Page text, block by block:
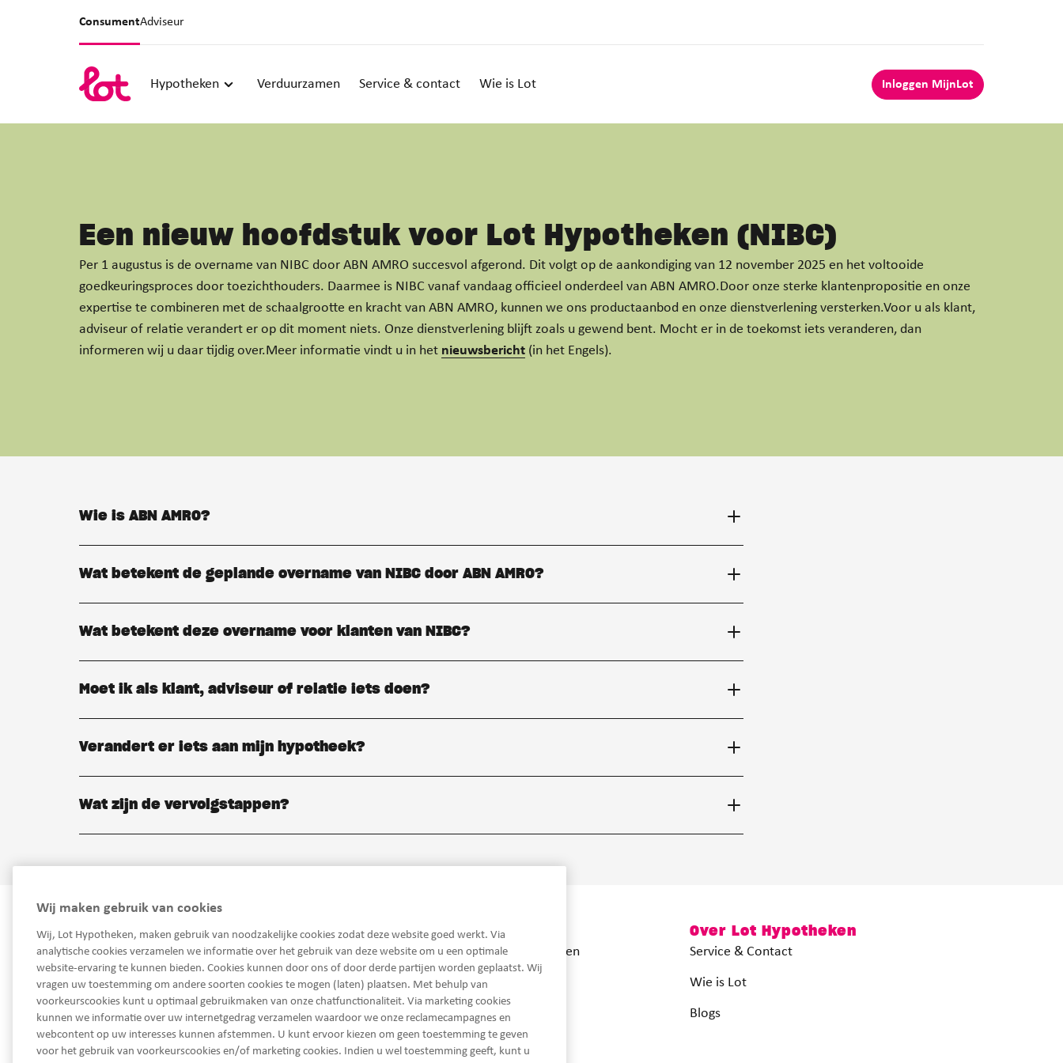
ConsumentAdviseur
Hypotheken Verduurzamen Service & contact Wie is Lot Inloggen MijnLot
Een nieuw hoofdstuk voor Lot Hypotheken (NIBC)
Per 1 augustus is de overname van NIBC door ABN AMRO succesvol afgerond. Dit volgt op de aankondiging van 12 november 2025 en het voltooide
goedkeuringsproces door toezichthouders. Daarmee is NIBC vanaf vandaag officieel onderdeel van ABN AMRO.Door onze sterke klantenpropositie en onze
expertise te combineren met de schaalgrootte en kracht van ABN AMRO, kunnen we ons productaanbod en onze dienstverlening versterken.Voor u als klant,
adviseur of relatie verandert er op dit moment niets. Onze dienstverlening blijft zoals u gewend bent. Mocht er in de toekomst iets veranderen, dan
informeren wij u daar tijdig over.Meer informatie vindt u in het nieuwsbericht (in het Engels).
Wie is ABN AMRO?
Wat betekent de geplande overname van NIBC door ABN AMRO?
Wat betekent deze overname voor klanten van NIBC?
Moet ik als klant, adviseur of relatie iets doen?
Verandert er iets aan mijn hypotheek?
Wat zijn de vervolgstappen?
Ma - Vrij van 08.30 tot 17.30 uur
service@lothypotheken.nl
Snel naar
Maximale hypotheek berekenen
Actuele hypotheekrentes
Inloggen MijnLot
Over Lot Hypotheken
Service & Contact
Wie is Lot
Blogs
Wij maken gebruik van cookies
Wij, Lot Hypotheken, maken gebruik van noodzakelijke cookies zodat deze website goed werkt. Via
analytische cookies verzamelen we informatie over het gebruik van deze website om u een optimale
website-ervaring te kunnen bieden. Cookies kunnen door ons of door derde partijen worden geplaatst. Wij
vragen uw toestemming om andere soorten cookies te mogen (laten) plaatsen. Met behulp van
voorkeurscookies kunt u optimaal gebruikmaken van onze chatfunctionaliteit. Via marketing cookies
kunnen we informatie over uw internetgedrag verzamelen waardoor we onze reclamecampagnes en
webcontent op uw interesses kunnen afstemmen. U kunt ervoor kiezen om geen toestemming te geven
voor het gebruik van voorkeurscookies en/of marketing cookies. Indien u wel toestemming geeft, kunt u